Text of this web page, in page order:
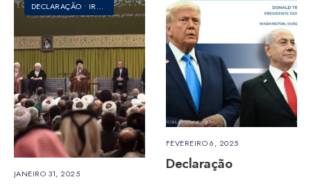
FEVEREIRO 6, 2025
Declaração
DECLARAÇÃO • IRÃ • ORIENTE MÉDIO
JANEIRO 31, 2025